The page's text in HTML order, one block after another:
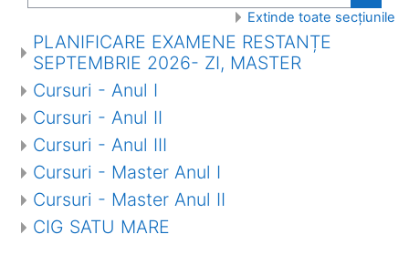
Caută
Extinde toate secțiunile
PLANIFICARE EXAMENE RESTANȚE
SEPTEMBRIE 2026- ZI, MASTER
Cursuri - Anul I
Cursuri - Anul II
Cursuri - Anul III
Cursuri - Master Anul I
Cursuri - Master Anul II
CIG SATU MARE